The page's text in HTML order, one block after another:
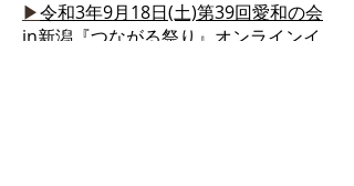
▶令和3年9月18日(土)第39回愛和の会
in新潟『つながる祭り』オンラインイ